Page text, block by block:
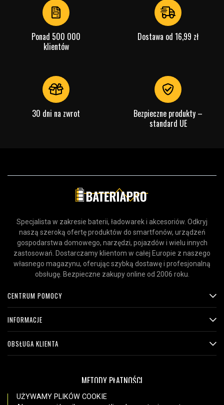
Ponad 500 000
klientów
Dostawa od 16,99 zł
30 dni na zwrot
Bezpieczne produkty –
standard UE
Specjalista w zakresie baterii, ładowarek i akcesoriów. Odkryj
naszą szeroką ofertę produktów do smartfonów, urządzeń
gospodarstwa domowego, narzędzi, pojazdów i wielu innych
zastosowań. Dostarczamy klientom w całej Europie z naszego
własnego magazynu, oferując szybką dostawę i profesjonalną
obsługę. Bezpieczne zakupy online od 2006 roku.
CENTRUM POMOCY
INFORMACJE
OBSŁUGA KLIENTA
METODY PŁATNOŚCI
UŻYWAMY PLIKÓW COOKIE